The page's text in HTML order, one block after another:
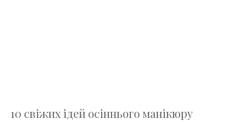
10 свіжих ідей осіннього манікюру